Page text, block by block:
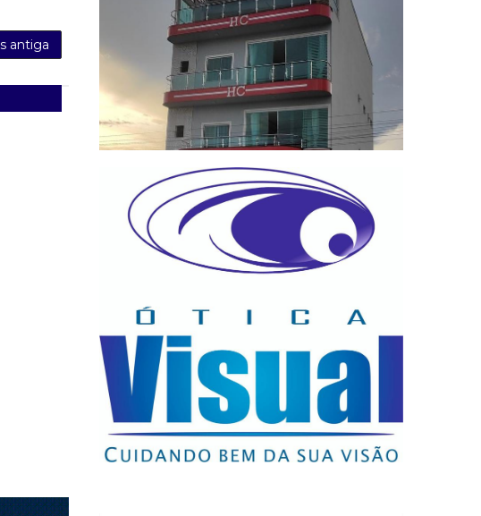
antiga